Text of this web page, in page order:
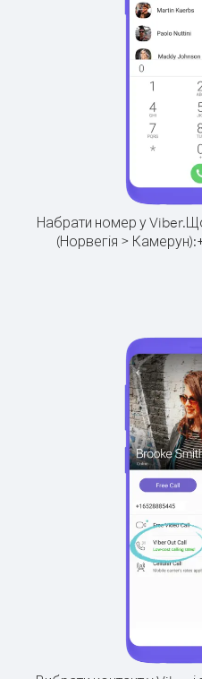
Набрати номер у Viber.
(Норвегія > Камерун):